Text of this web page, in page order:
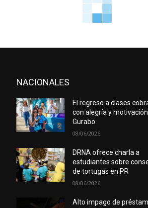
NACIONALES
El regreso a clases
con alegría y
Gurabo
08/06/2026
DRNA ofrece charla a
estudiantes sobre
de tortugas en PR
08/06/2026
Alto impago de